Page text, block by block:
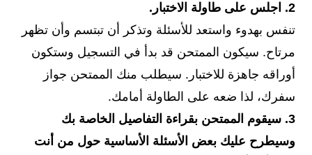
2. اجلس على طاولة الاختبار.
تنفس بهدوء واستعد للأسئلة وتذكر أن تبتسم وأن تظهر
مرتاح. سيكون الممتحن قد بدأ في التسجيل وستكون
أوراقه جاهزة للاختبار. سيطلب منك الممتحن جواز
سفرك، لذا ضعه على الطاولة أمامك.
3. سيقوم الممتحن بقراءة التفاصيل الخاصة بك
وسيطرح عليك بعض الأسئلة الأساسية حول من أنت